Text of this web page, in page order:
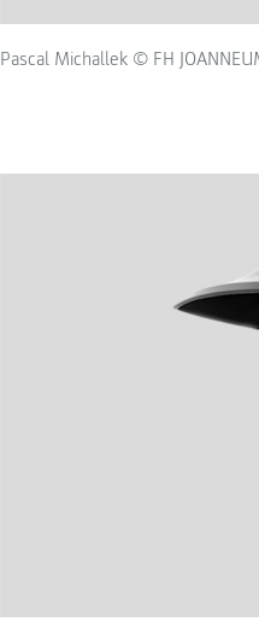
Pascal Michallek © FH